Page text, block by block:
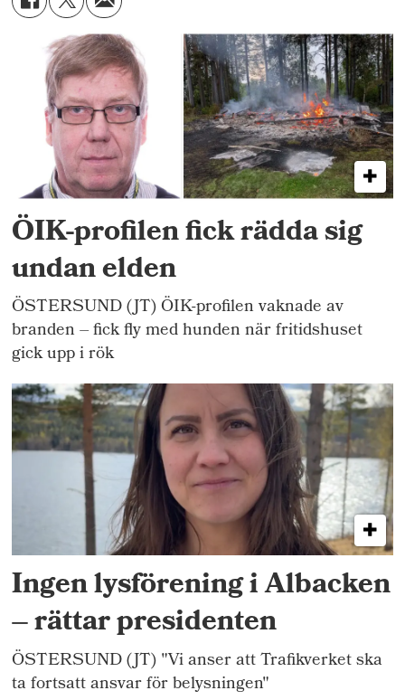
ÖIK-profilen fick rädda sig
undan elden
ÖSTERSUND (JT) ÖIK-profilen vaknade av
branden – fick fly med hunden när fritidshuset
gick upp i rök
Ingen lysförening i Albacken
– rättar presidenten
ÖSTERSUND (JT) "Vi anser att Trafikverket ska
ta fortsatt ansvar för belysningen"